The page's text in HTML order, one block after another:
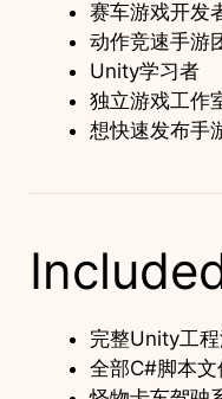
赛车游戏开发
动作竞速手游
Unity学习者
独立游戏工作
想快速发布手
完整Unity工
全部C#脚本文